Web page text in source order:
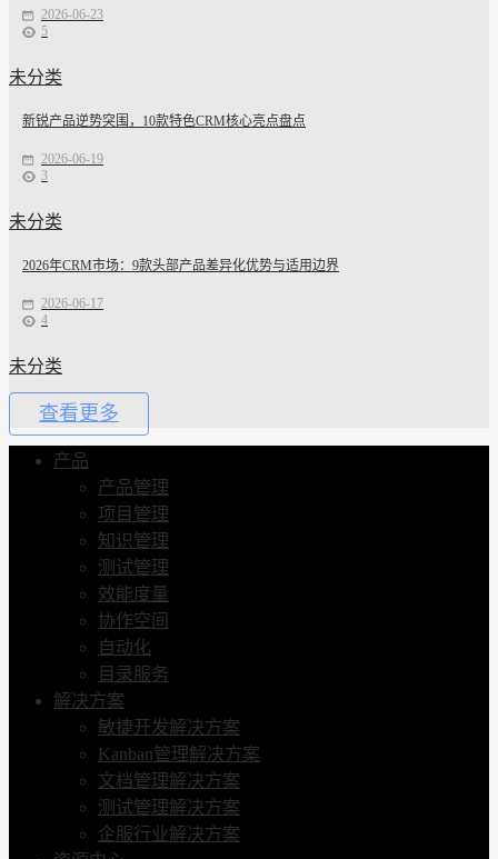
2026-06-23
5
未分类
新锐产品逆势突围，10款特色CRM核心亮点盘点
2026-06-19
3
未分类
2026年CRM市场：9款头部产品差异化优势与适用边界
2026-06-17
4
未分类
查看更多
产品
产品管理
项目管理
知识管理
测试管理
效能度量
协作空间
自动化
目录服务
解决方案
敏捷开发解决方案
Kanban管理解决方案
文档管理解决方案
测试管理解决方案
企服行业解决方案